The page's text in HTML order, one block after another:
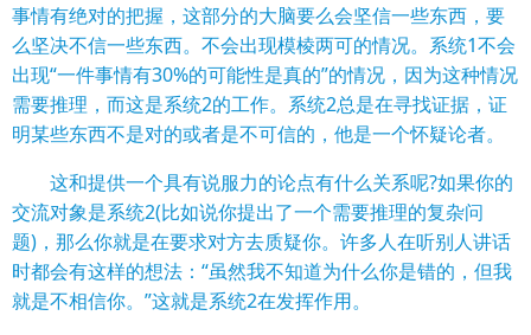
事情有绝对的把握，这部分的大脑要么会坚信一些东西，要
么坚决不信一些东西。不会出现模棱两可的情况。系统1不会
出现“一件事情有30%的可能性是真的”的情况，因为这种情况
需要推理，而这是系统2的工作。系统2总是在寻找证据，证
明某些东西不是对的或者是不可信的，他是一个怀疑论者。
这和提供一个具有说服力的论点有什么关系呢?如果你的
交流对象是系统2(比如说你提出了一个需要推理的复杂问
题)，那么你就是在要求对方去质疑你。许多人在听别人讲话
时都会有这样的想法：“虽然我不知道为什么你是错的，但我
就是不相信你。”这就是系统2在发挥作用。